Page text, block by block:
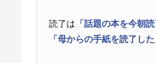
読了は 「話題の本を今朝読
「母からの手紙を読了した